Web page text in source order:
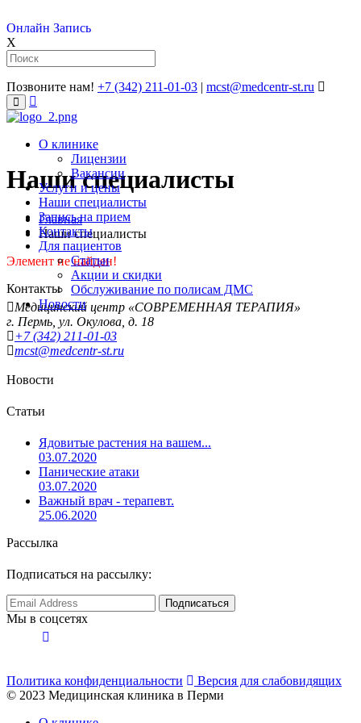
Онлайн Запись
X
Позвоните нам! +7 (342) 211-01-03 | mcst@medcentr-st.ru
�����������
����
О клинике
Лицензии
Вакансии
Услуги и цены
Наши специалисты
Запись на прием
Контакты
Для пациентов
Статьи
Акции и скидки
Обслуживание по полисам ДМС
Новости
Наши специалисты
Главная
Наши специалисты
Элемент не найден!
Контакты
Медицинский центр «СОВРЕМЕННАЯ ТЕРАПИЯ»
г. Пермь, ул. Окулова, д. 18
+7 (342) 211-01-03
mcst@medcentr-st.ru
Новости
Статьи
Ядовитые растения на вашем...
03.07.2020
Панические атаки
03.07.2020
Важный врач - терапевт.
25.06.2020
Рассылка
Подписаться на рассылку:
Мы в соцсетях
Политика конфиденциальности
Версия для слабовидящих
© 2023 Медицинская клиника в Перми